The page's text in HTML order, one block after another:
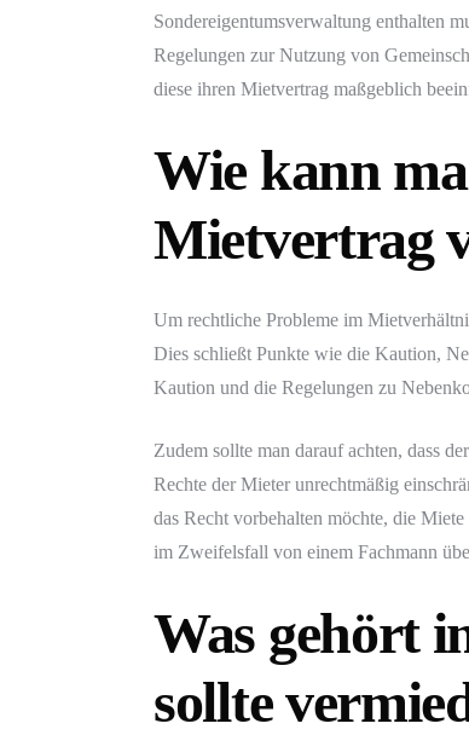
Sondereigentumsverwaltung enthalten
Regelungen zur Nutzung von
diese ihren Mietvertrag maßgeblich
Wie kann
Mietvertrag
Um rechtliche Probleme im
Dies schließt Punkte wie die Kaution,
Kaution und die Regelungen zu
Zudem sollte man darauf achten, dass
Rechte der Mieter unrechtmäßig
das Recht vorbehalten möchte, die
im Zweifelsfall von einem Fachmann
Was gehört
sollte